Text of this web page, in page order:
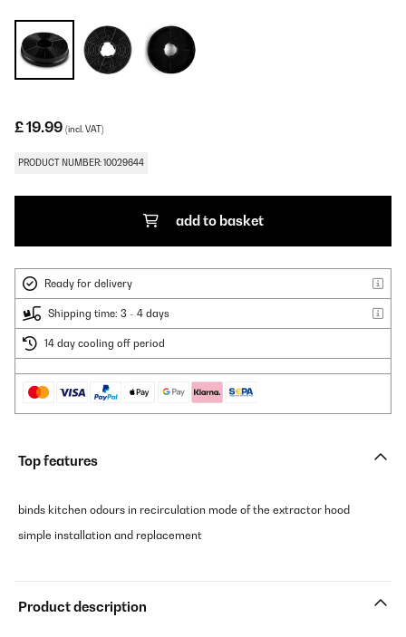
£ 19.99 (incl. VAT)
PRODUCT NUMBER: 10029644
add to basket
Ready for delivery
Shipping time: 3 - 4 days
14 day cooling off period
Top features
binds kitchen odours in recirculation mode of the extractor hood
simple installation and replacement
Product description